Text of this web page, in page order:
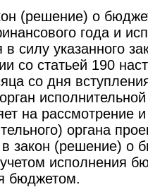
(решение) о
года и
в силу указанного
со статьей 190
со дня
на рассмотрение
органа
закон (решение) о
исполнения
бюджетом.